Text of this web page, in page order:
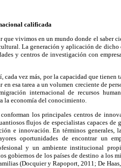
calificada
que vivimos en un mundo donde el saber
La generación y aplicación de
y centros de investigación con
cada vez más, por la capacidad que
esa tarea a un volumen creciente de
internacional de recursos
la economía del conocimiento.
conforman los principales centros de
flujos de especialistas capaces
e innovación. En términos generales,
oportunidades de encontrar un
y un ambiente institucional
gobiernos de los países de destino a los
(Docquier y Rapoport, 2011; De